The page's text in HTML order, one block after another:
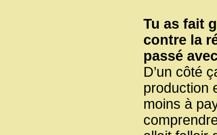
Tu as fait
contre la
passé
D’un côté
production
moins à